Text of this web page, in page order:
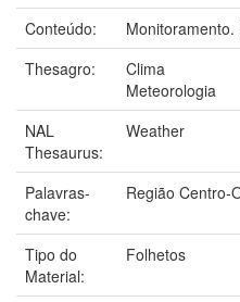
Conteúdo:
Monitoramento.
Thesagro:
Clima
Meteorologia
NAL
Thesaurus:
Weather
Palavras-
chave:
Região Centro-
Tipo do
Material:
Folhetos